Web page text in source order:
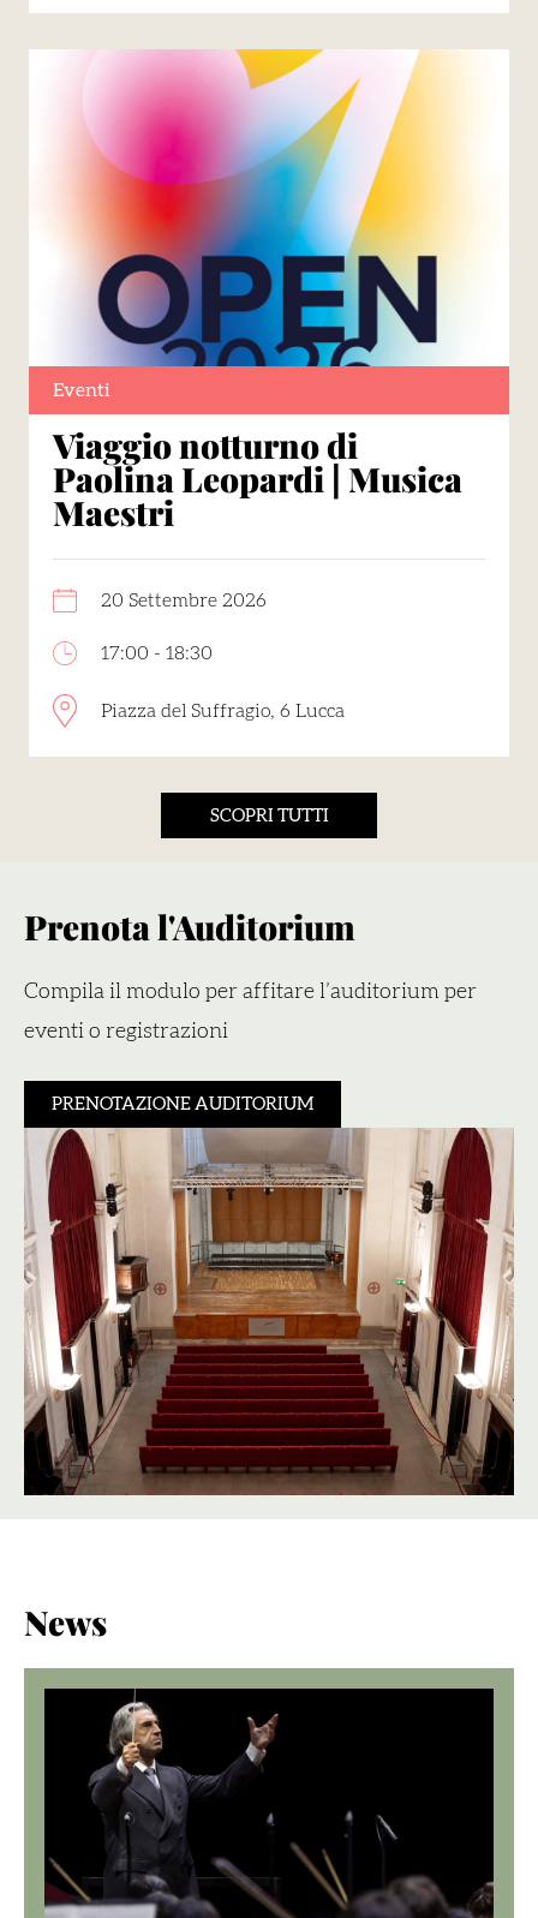
Eventi
Viaggio notturno di
Paolina Leopardi | Musica
Maestri
20 Settembre 2026
17:00 - 18:30
Piazza del Suffragio, 6 Lucca
SCOPRI TUTTI
Prenota l'Auditorium
Compila il modulo per affitare l’auditorium per
eventi o registrazioni
PRENOTAZIONE AUDITORIUM
News